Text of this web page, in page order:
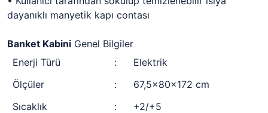
dayanıklı manyetik kapı contası
Banket Kabini Genel Bilgiler
Enerji Türü
:
Elektrik
Ölçüler
:
67,5x80x172 cm
Sıcaklık
:
+2/+5